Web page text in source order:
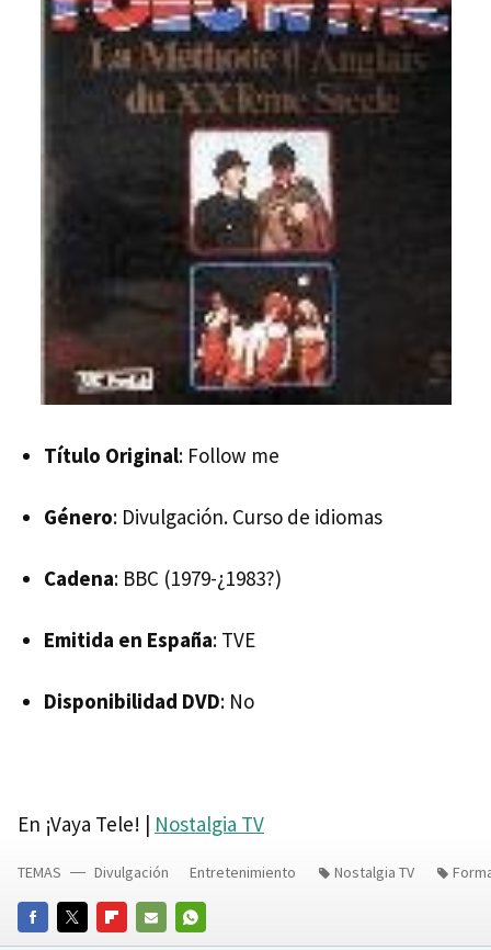
Título Original: Follow me
Género: Divulgación. Curso de idiomas
Cadena: BBC (1979-¿1983?)
Emitida en España: TVE
Disponibilidad DVD: No
En ¡Vaya Tele! | Nostalgia TV
TEMAS Divulgación Entretenimiento Nostalgia TV